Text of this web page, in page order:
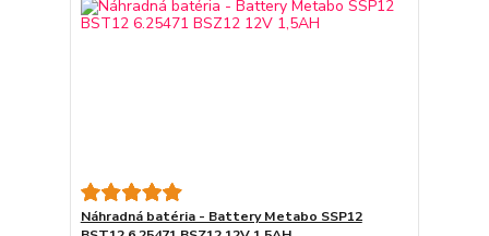
Náhradná batéria - Battery Metabo SSP12